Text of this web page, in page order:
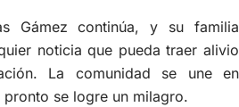
Gámez continúa, y su familia
noticia que pueda traer alivio
La comunidad se une en
se logre un milagro.